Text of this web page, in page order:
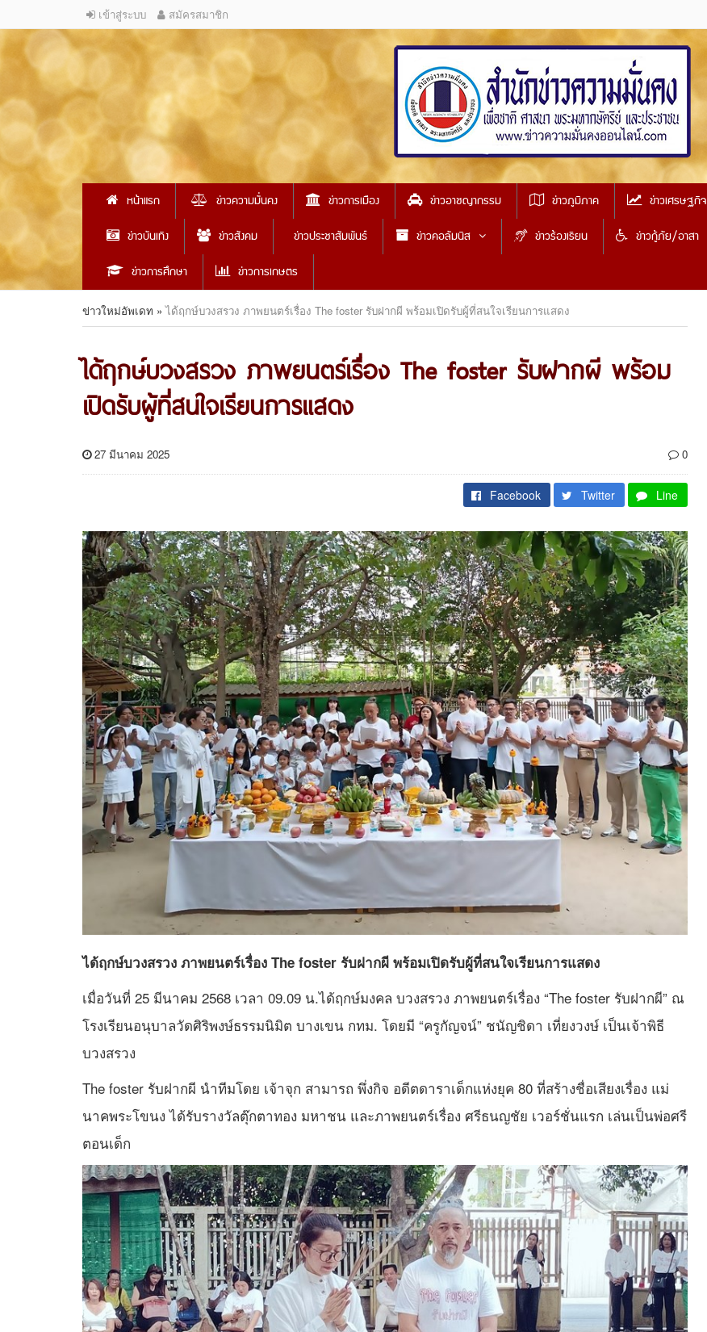
เข้าสู่ระบบ สมัครสมาชิก
หน้าแรก ข่าวความมั่นคง ข่าวการเมือง ข่าวอาชญากรรม ข่าวภูมิภาค ข่าวเศรษฐกิจ
ข่าวบันเทิง
ข่าวสังคม ข่าวประชาสัมพันธ์ ข่าวคอลัมนิส ข่าวร้องเรียน ข่าวกู้ภัย/อาสา
ข่าวการศึกษา
ข่าวการเกษตร
ข่าวใหม่อัพเดท »ได้ฤกษ์บวงสรวง ภาพยนตร์เรื่อง The foster รับฝากผี พร้อมเปิดรับผู้ที่สนใจเรียนการแสดง
ได้ฤกษ์บวงสรวง ภาพยนตร์เรื่อง The foster รับฝากผี พร้อม
เปิดรับผู้ที่สนใจเรียนการแสดง
27 มีนาคม 2025 0
Facebook Twitter Line
ได้ฤกษ์บวงสรวง ภาพยนตร์เรื่อง The foster รับฝากผี พร้อมเปิดรับผู้ที่สนใจเรียนการแสดง
เมื่อวันที่ 25 มีนาคม 2568 เวลา 09.09 น.ได้ฤกษ์มงคล บวงสรวง ภาพยนตร์เรื่อง “The foster รับฝากผี” ณ
โรงเรียนอนุบาลวัดศิริพงษ์ธรรมนิมิต บางเขน กทม. โดยมี “ครูกัญจน์” ชนัญชิดา เที่ยงวงษ์ เป็นเจ้าพิธี
บวงสรวง
The foster รับฝากผี นำทีมโดย เจ้าจุก สามารถ พึ่งกิจ อดีตดาราเด็กแห่งยุค 80 ที่สร้างชื่อเสียงเรื่อง แม่
นาคพระโขนง ได้รับรางวัลตุ๊กตาทอง มหาชน และภาพยนตร์เรื่อง ศรีธนญชัย เวอร์ชั่นแรก เล่นเป็นพ่อศรี
ตอนเด็ก